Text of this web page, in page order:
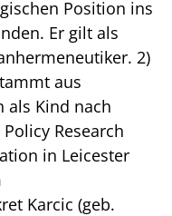
Position ins
Er gilt als
2)
aus
als Kind nach
Research
in Leicester
Karcic (geb.